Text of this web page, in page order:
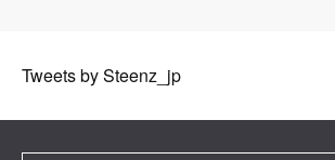
Tweets by Steenz_jp